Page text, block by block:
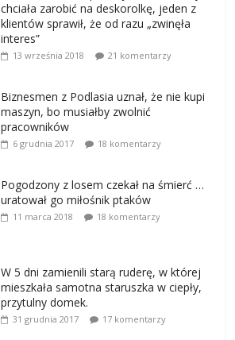
chciała zarobić na deskorolkę, jeden z
klientów sprawił, że od razu „zwinęła
interes”
13 września 2018 21 komentarzy
Biznesmen z Podlasia uznał, że nie kupi
maszyn, bo musiałby zwolnić
pracowników
6 grudnia 2017 18 komentarzy
Pogodzony z losem czekał na śmierć …
uratował go miłośnik ptaków
11 marca 2018 18 komentarzy
W 5 dni zamienili starą ruderę, w której
mieszkała samotna staruszka w ciepły,
przytulny domek.
31 grudnia 2017 17 komentarzy